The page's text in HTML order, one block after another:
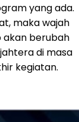
yang ada.
maka wajah
akan berubah
di masa
kegiatan.